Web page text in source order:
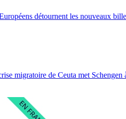
détournent les nouveaux
migratoire de Ceuta met Schengen